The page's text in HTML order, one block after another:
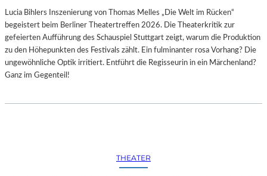
Lucia Bihlers Inszenierung von Thomas Melles „Die Welt im Rücken“
begeistert beim Berliner Theatertreffen 2026. Die Theaterkritik zur
gefeierten Aufführung des Schauspiel Stuttgart zeigt, warum die Produktion
zu den Höhepunkten des Festivals zählt. Ein fulminanter rosa Vorhang? Die
ungewöhnliche Optik irritiert. Entführt die Regisseurin in ein Märchenland?
Ganz im Gegenteil!
THEATER